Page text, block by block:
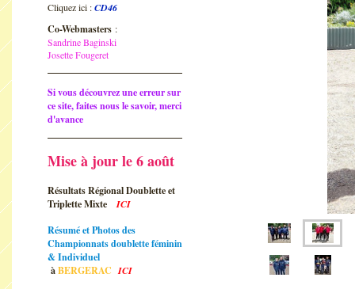
Cliquez ici :CD46
Co-Webmasters :
Sandrine Baginski
Josette Fougeret
Si vous découvrez une erreur sur
ce site, faites nous le savoir, merci
d'avance
Mise à jour le 6 août
Résultats Régional Doublette et
Triplette Mixte
ICI
Résumé et Photos des
Championnats doublette féminin
& Individuel
àBERGERACICI